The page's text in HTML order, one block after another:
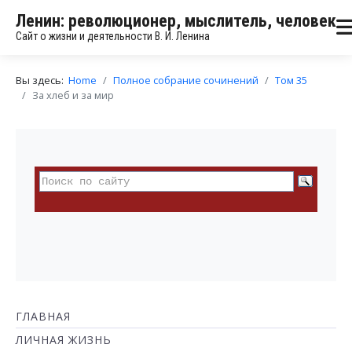
Ленин: революционер, мыслитель, человек
Сайт о жизни и деятельности В. И. Ленина
Вы здесь: Home Полное собрание сочинений
Том 35
За хлеб и за мир
ГЛАВНАЯ
ЛИЧНАЯ ЖИЗНЬ